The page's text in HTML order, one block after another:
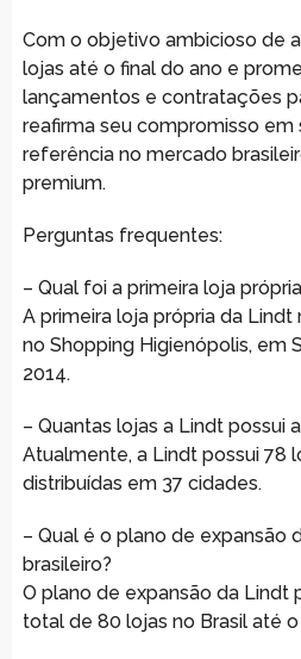
Com o objetivo ambicioso de
lojas até o final do ano e
lançamentos e contratações
reafirma seu compromisso em
referência no mercado
premium.
Perguntas frequentes:
– Qual foi a primeira loja
A primeira loja própria da Lindt
no Shopping Higienópolis, em
2014.
– Quantas lojas a Lindt possui
Atualmente, a Lindt possui 78
distribuídas em 37 cidades.
– Qual é o plano de expansão
brasileiro?
O plano de expansão da Lindt
total de 80 lojas no Brasil até